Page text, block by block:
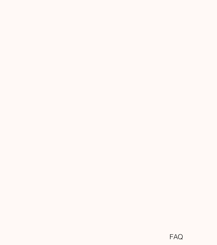
FAQ